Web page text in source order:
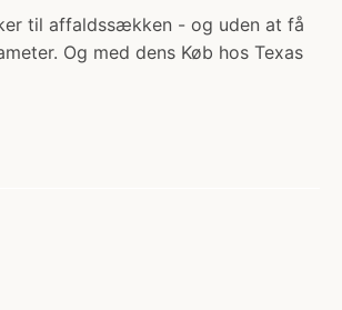
til affaldssækken - og uden at få
Og med dens Køb hos Texas